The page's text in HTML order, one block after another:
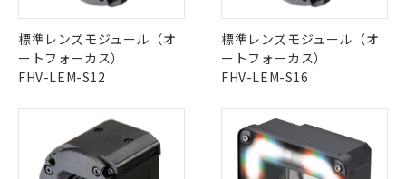
標準レンズモジュール（オ
ートフォーカス）
FHV-LEM-S12
標準レンズモジュール（オ
ートフォーカス）
FHV-LEM-S16